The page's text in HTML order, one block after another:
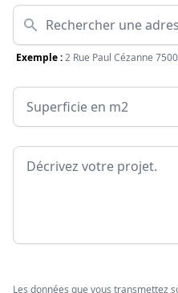
Adresse
Exemple :2 Rue Paul Cézanne
Surface
Message
Les données que vous transmettez